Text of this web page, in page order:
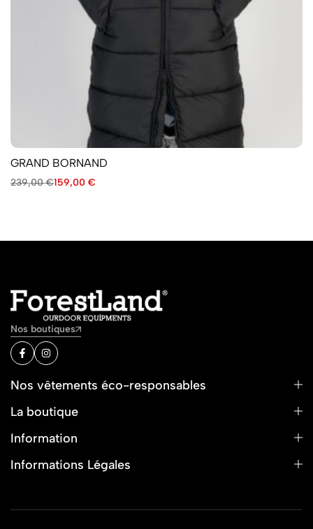
GRAND BORNAND
239,00€159,00 €
Nos boutiques
Nos vêtements éco-responsables
La boutique
Information
Informations Légales